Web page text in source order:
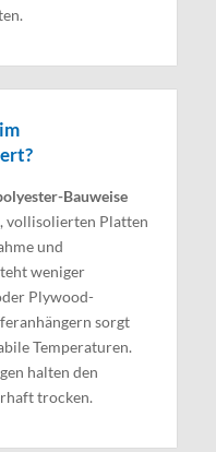
Bauweise
vollisolierten Platten
und
weniger
Plywood-
sorgt
Temperaturen.
halten den
trocken.